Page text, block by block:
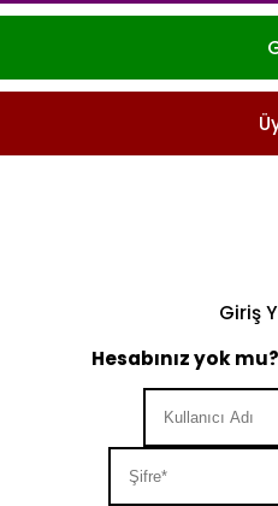
Giriş
Hesabınız yok mu?